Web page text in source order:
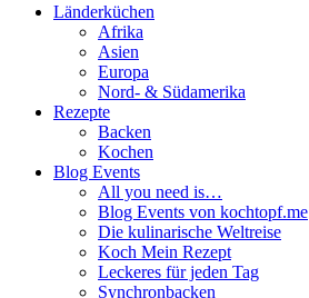
Länderküchen
Afrika
Asien
Europa
Nord- & Südamerika
Rezepte
Backen
Kochen
Blog Events
All you need is…
Blog Events von kochtopf.me
Die kulinarische Weltreise
Koch Mein Rezept
Leckeres für jeden Tag
Synchronbacken